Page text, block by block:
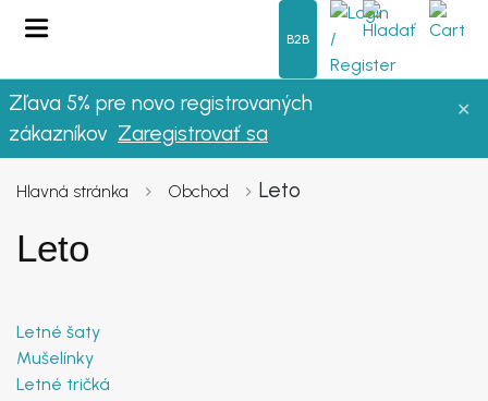
B2B
OBLEČENIE
DÁMSKE OBLEČENIE
✕
Zľava 5% pre novo registrovaných
zákazníkov Zaregistrovať sa
Hlavná stránka Obchod Leto
Leto
Letné šaty
Mušelínky
Letné tričká